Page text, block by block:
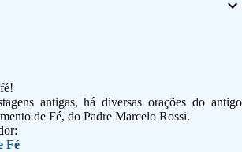
antigas, há diversas orações do antigo
de Fé, do Padre Marcelo Rossi.
Fé